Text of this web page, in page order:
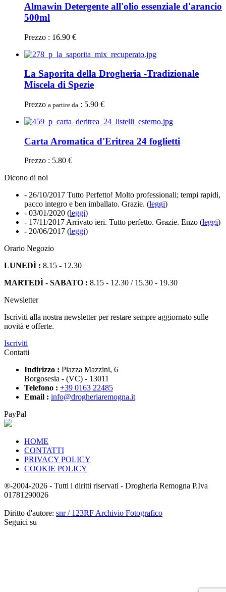
Almawin Detergente all'olio essenziale d'arancio
500ml
Prezzo : 16.90 €
La Saporita della Drogheria -Tradizionale
Miscela di Spezie
Prezzo a partire da : 5.90 €
Carta Aromatica d'Eritrea 24 foglietti
Prezzo : 5.80 €
Dicono di noi
- 26/10/2017 Tutto Perfetto! Molto professionali; tempi rapidi,
pacco integro e ben imballato. Grazie. (leggi)
- 03/01/2020 (leggi)
- 17/11/2017 Arrivato ieri. Tutto perfetto. Grazie. Enzo (leggi)
- 20/06/2017 (leggi)
Orario Negozio
LUNEDÌ : 8.15 - 12.30
MARTEDÌ - SABATO : 8.15 - 12.30 / 15.30 - 19.30
Newsletter
Iscriviti alla nostra newsletter per restare sempre aggiornato sulle
novità e offerte.
Iscriviti
Contatti
Indirizzo : Piazza Mazzini, 6
Borgosesia - (VC) - 13011
Telefono : +39 0163 22485
Email : info@drogheriaremogna.it
PayPal
HOME
CONTATTI
PRIVACY POLICY
COOKIE POLICY
®-2004-2026 - Tutti i diritti riservati - Drogheria Remogna P.Iva
01781290026
Diritto d'autore: snr / 123RF Archivio Fotografico
Seguici su